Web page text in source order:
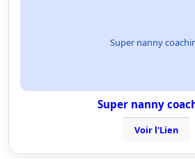
Super nanny
Super nanny
Voir l'Lien